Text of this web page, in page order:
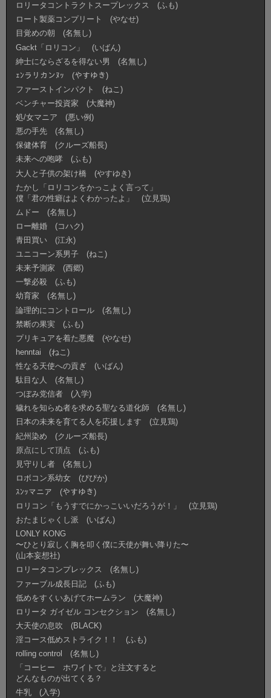
ロリータコントラクトスープレックス (ふも)
ロート製薬コンプリート (やなせ)
目覚めの朝 (名無し)
Gackt「ロリコン」 (いばん)
紳士にならざるを得ない男 (名無し)
ｪﾝラリカンﾇｯ (やすゆき)
ファーストインパクト (ねこ)
ベンチャー投資家 (大魔神)
処/女マニア (悪い例)
悪の手先 (名無し)
保健体育 (クルーズ船長)
未来への咆哮 (ふも)
大人と子供の架け橋 (やすゆき)
たかし「ロリコンをかっこよく言って」
僕「君の性癖はよくわかったよ」 (立見鶏)
ムドー (名無し)
ロー離婚 (コハク)
青田買い (江永)
ユニコーン系男子 (ねこ)
未来予測家 (西郷)
一撃必殺 (ふも)
幼育家 (名無し)
論理的にコントロール (名無し)
禁断の果実 (ふも)
プリキュアを着た悪魔 (やなせ)
henntai (ねこ)
性なる天使への貢ぎ (いばん)
駄目な人 (名無し)
つぼみ党信者 (入学)
穢れを知らぬ者を求める聖なる道化師 (名無し)
日本の未来を育てる人を応援します (立見鶏)
紀州染め (クルーズ船長)
原点にして頂点 (ふも)
見守りし者 (名無し)
ロボコン系幼女 (ぴぴか)
ｽﾝｯマニア (やすゆき)
ロリコン「もうすでにかっこいいだろうが！」 (立見鶏)
おたまじゃくし派 (いばん)
LONLY KONG
〜ひとり寂しく胸を叩く僕に天使が舞い降りた〜
(山本妄想社)
ロリータコンプレックス (名無し)
ファーブル成長日記 (ふも)
低めをすくいあげてホームラン (大魔神)
ロリータ ガイゼル コンセクション (名無し)
大天使の息吹 (BLACK)
淫コース低めストライク！！ (ふも)
rolling control (名無し)
「コーヒー ホワイトで」と注文すると
どんなものが出てくる？
牛乳 (入学)